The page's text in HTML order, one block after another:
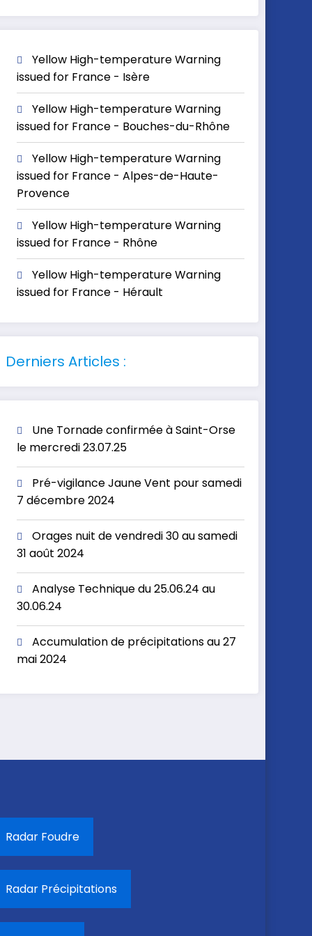
Yellow High-temperature Warning
issued for France - Isère
Yellow High-temperature Warning
issued for France - Bouches-du-Rhône
Yellow High-temperature Warning
issued for France - Alpes-de-Haute-
Provence
Yellow High-temperature Warning
issued for France - Rhône
Yellow High-temperature Warning
issued for France - Hérault
Derniers Articles :
Une Tornade confirmée à Saint-Orse
le mercredi 23.07.25
Pré-vigilance Jaune Vent pour samedi
7 décembre 2024
Orages nuit de vendredi 30 au samedi
31 août 2024
Analyse Technique du 25.06.24 au
30.06.24
Accumulation de précipitations au 27
mai 2024
Radar Foudre
Radar Précipitations